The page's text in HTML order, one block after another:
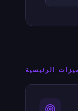
الرئيسية